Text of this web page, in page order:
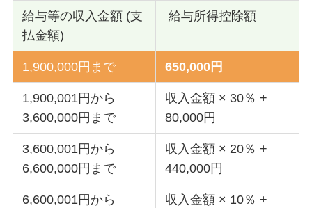
給与等の収入金額 (支
払金額)
給与所得控除額
1,900,000円まで 650,000円
1,900,001円から
3,600,000円まで
収入金額 × 30％ +
80,000円
3,600,001円から
6,600,000円まで
収入金額 × 20％ +
440,000円
6,600,001円から
収入金額 × 10％ +